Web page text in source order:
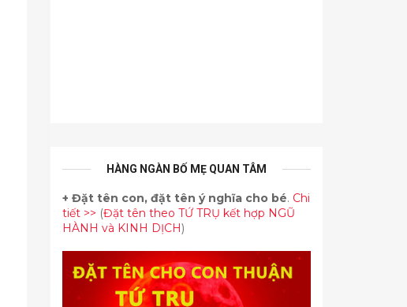
HÀNG NGÀN BỐ MẸ QUAN TÂM
+ Đặt tên con, đặt tên ý nghĩa cho bé. Chi
tiết >> (Đặt tên theo TỨ TRỤ kết hợp NGŨ
HÀNH và KINH DỊCH)